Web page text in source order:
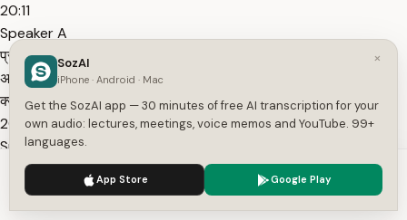
20:11
Speaker A
प्रीमियम कैटेगरी बट दे वर फार इन फ्यू राइट अब बहुत सारी आ गई है तो अगेन
अनवैलिडेटेड है जस्ट प्योर एनेक्ट है बट समथिंग टू थिंक अबाउट कि शायद अभी
क्योंकि एल का फुट होल्ड बढ़ गया है एंड इट इज
20:23
Speaker A
स्लाइटली मोर प्रीमियम देन एंड इन जनरल तो एक ऑटोमेटिक ऑडियंस पे फिल्टर
है कि वो एल ले रहा है उसके लिए हल्का सा ब्रांड परसेप्शन मैटर ऑलरेडी करता है
तो वो अपना शायद चार्जर और वायर थोड़ा ढंग का लेना
We use cookies to enhance your experience.
×
SozAI
iPhone · Android · Mac
Get the SozAI app — 30 minutes of free AI transcription for your
own audio: lectures, meetings, voice memos and YouTube. 99+
languages.
App Store Google Play